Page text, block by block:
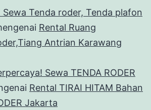
Sewa Tenda roder, Tenda plafon
Rental Ruang
Antrian Karawang
Sewa TENDA RODER
Rental TIRAI HITAM Bahan
Jakarta